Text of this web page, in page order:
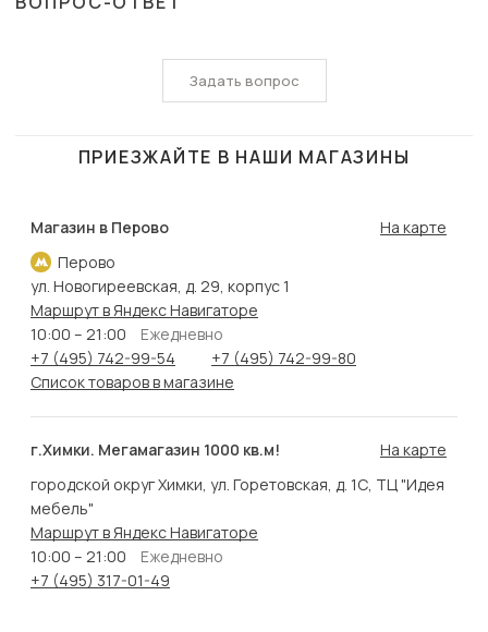
Задать вопрос
ПРИЕЗЖАЙТЕ В НАШИ МАГАЗИНЫ
Магазин в Перово
Перово
На карте
ул. Новогиреевская, д. 29, корпус 1
Маршрут в Яндекс Навигаторе
10:00 – 21:00
Ежедневно
+7 (495) 742-99-54
+7 (495) 742-99-80
Список товаров в магазине
г.Химки. Мегамагазин 1000 кв.м!
На карте
городской округ Химки, ул. Горетовская, д. 1С, ТЦ "Идея
мебель"
Маршрут в Яндекс Навигаторе
10:00 – 21:00
Ежедневно
+7 (495) 317-01-49